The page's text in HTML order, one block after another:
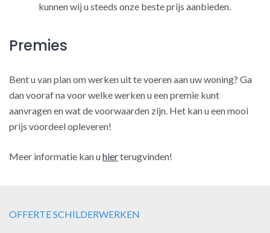
kunnen wij u steeds onze beste prijs aanbieden.
Premies
Bent u van plan om werken uit te voeren aan uw woning? Ga
dan vooraf na voor welke werken u een premie kunt
aanvragen en wat de voorwaarden zijn. Het kan u een mooi
prijs voordeel opleveren!
Meer informatie kan uhierterugvinden!
OFFERTE SCHILDERWERKEN